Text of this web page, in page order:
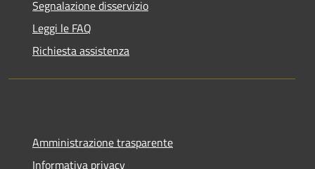
Segnalazione disservizio
Leggi le FAQ
Richiesta assistenza
Amministrazione trasparente
Informativa privacy